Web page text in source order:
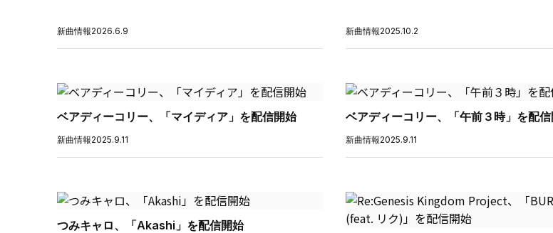
新曲情報2026.6.9 新曲情報2025.10.2
ベアディーコリー、「マイディア」を配信開始
新曲情報2025.9.11
ベアディーコリー、「午前３時」を配
新曲情報2025.9.11
つみキャロ、「Akashi」を配信開始